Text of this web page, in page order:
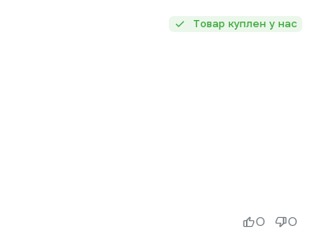
Товар куплен у нас
0 0